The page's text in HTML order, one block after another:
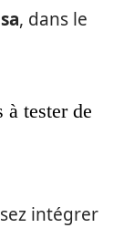
, dans le
à tester de
intégrer